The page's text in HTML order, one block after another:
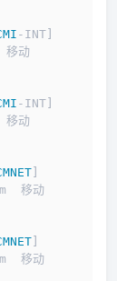
-INT]
动
-INT]
动
移动
移动